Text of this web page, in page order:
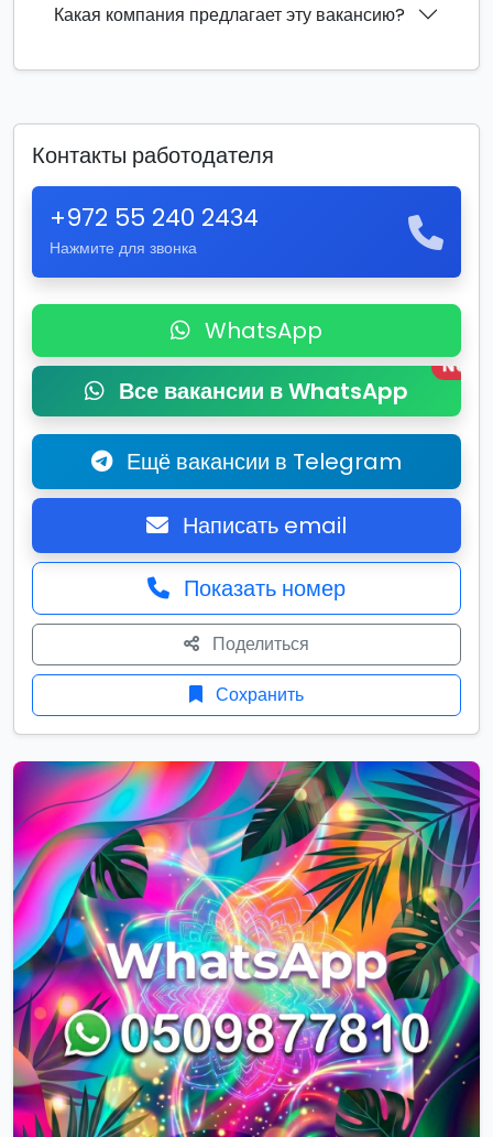
Какая компания предлагает эту вакансию?
Контакты работодателя
+972 55 240 2434
Нажмите для звонка
WhatsApp
Все вакансии в WhatsApp
New
Ещё вакансии в Telegram
Написать email
Показать номер
Поделиться
Сохранить